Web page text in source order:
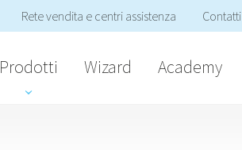
Rete vendita e centri assistenza Contatti
Prodotti Wizard Academy